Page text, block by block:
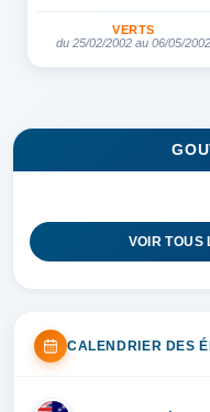
VERTS
du 25/02/2002 au 06/05/2002
VOIR TOUS
CALENDRIER DES